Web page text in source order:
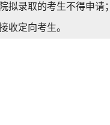
拟录取的考生不得申请；
收定向考生。